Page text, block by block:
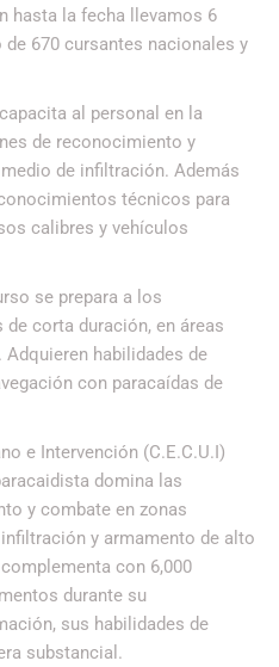
hasta la fecha llevamos 6
670 cursantes nacionales y
al personal en la
de reconocimiento y
de infiltración. Además
técnicos para
calibres y vehículos
se prepara a los
corta duración, en áreas
habilidades de
con paracaídas de
e Intervención (C.E.C.U.I)
domina las
y combate en zonas
y armamento de alto
con 6,000
durante su
sus habilidades de
substancial.